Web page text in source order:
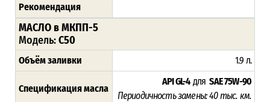
Рекомендация
МАСЛО в МКПП-5
Модель:C50
Объём заливки 1.9 л.
Спецификация масла
API GL-4 дляSAE 75W-90
Периодичность замены: 40 тыс. км.